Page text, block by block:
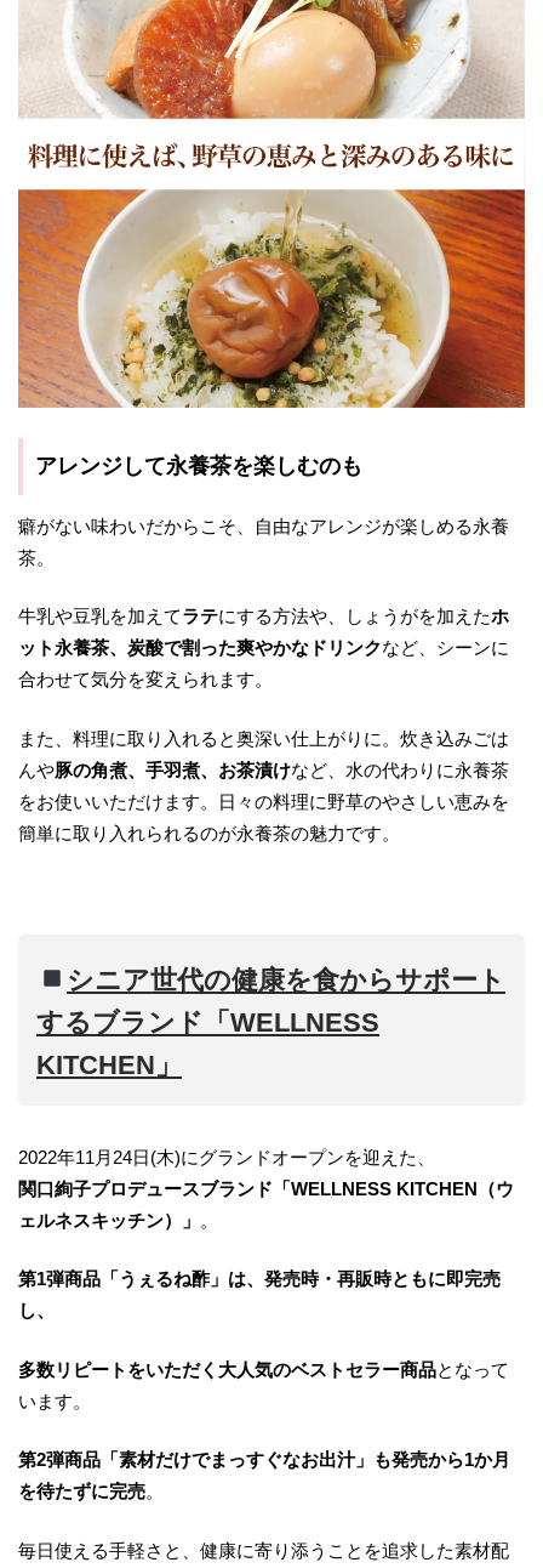
アレンジして永養茶を楽しむのも
癖がない味わいだからこそ、自由なアレンジが楽しめる永養
茶。
牛乳や豆乳を加えてラテにする方法や、しょうがを加えたホ
ット永養茶、炭酸で割った爽やかなドリンクなど、シーンに
合わせて気分を変えられます。
また、料理に取り入れると奥深い仕上がりに。炊き込みごは
んや豚の角煮、手羽煮、お茶漬けなど、水の代わりに永養茶
をお使いいただけます。日々の料理に野草のやさしい恵みを
簡単に取り入れられるのが永養茶の魅力です。
シニア世代の健康を食からサポート
するブランド「WELLNESS
KITCHEN」
2022年11月24日(木)にグランドオープンを迎えた、
関口絢子プロデュースブランド「WELLNESS KITCHEN（ウ
ェルネスキッチン）」 。
第1弾商品「うぇるね酢」は、発売時・再販時ともに即完売
し、
多数リピートをいただく大人気のベストセラー商品となって
います。
第2弾商品「素材だけでまっすぐなお出汁」も発売から1か月
を待たずに完売。
毎日使える手軽さと、健康に寄り添うことを追求した素材配